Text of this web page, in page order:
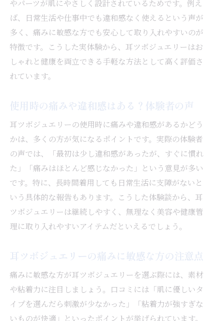
やパーツが肌にやさしく設計されているためです。例え
ば、日常生活や仕事中でも違和感なく使えるという声が
多く、痛みに敏感な方でも安心して取り入れやすいのが
特徴です。こうした実体験から、耳ツボジュエリーはお
しゃれと健康を両立できる手軽な方法として高く評価さ
れています。
使用時の痛みや違和感はある？体験者の声
耳ツボジュエリーの使用時に痛みや違和感があるかどう
かは、多くの方が気になるポイントです。実際の体験者
の声では、「最初は少し違和感があったが、すぐに慣れ
た」「痛みはほとんど感じなかった」という意見が多い
です。特に、長時間着用しても日常生活に支障がないと
いう具体的な報告もあります。こうした体験談から、耳
ツボジュエリーは継続しやすく、無理なく美容や健康管
理に取り入れやすいアイテムだといえるでしょう。
耳ツボジュエリーの痛みに敏感な方の注意点
痛みに敏感な方が耳ツボジュエリーを選ぶ際には、素材
や粘着力に注目しましょう。口コミには「肌に優しいタ
イプを選んだら刺激が少なかった」「粘着力が強すぎな
いものが快適」といったポイントが挙げられています。